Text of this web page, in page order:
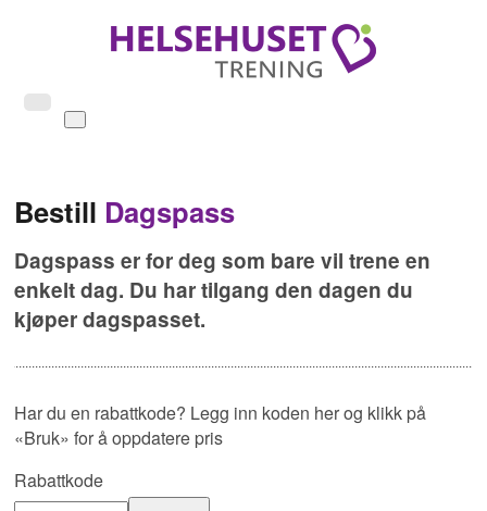
Bestill Dagspass
Dagspass er for deg som bare vil trene en
enkelt dag. Du har tilgang den dagen du
kjøper dagspasset.
Har du en rabattkode? Legg inn koden her og klikk på
«Bruk» for å oppdatere pris
Rabattkode